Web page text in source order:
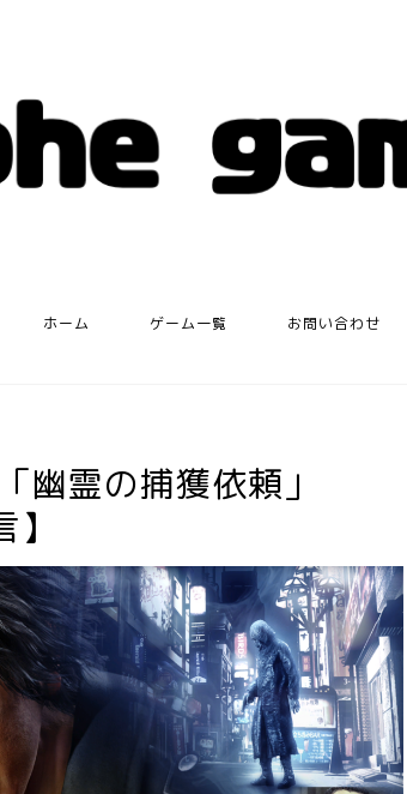
ホーム ゲーム一覧 お問い合わせ
幽霊の捕獲依頼」